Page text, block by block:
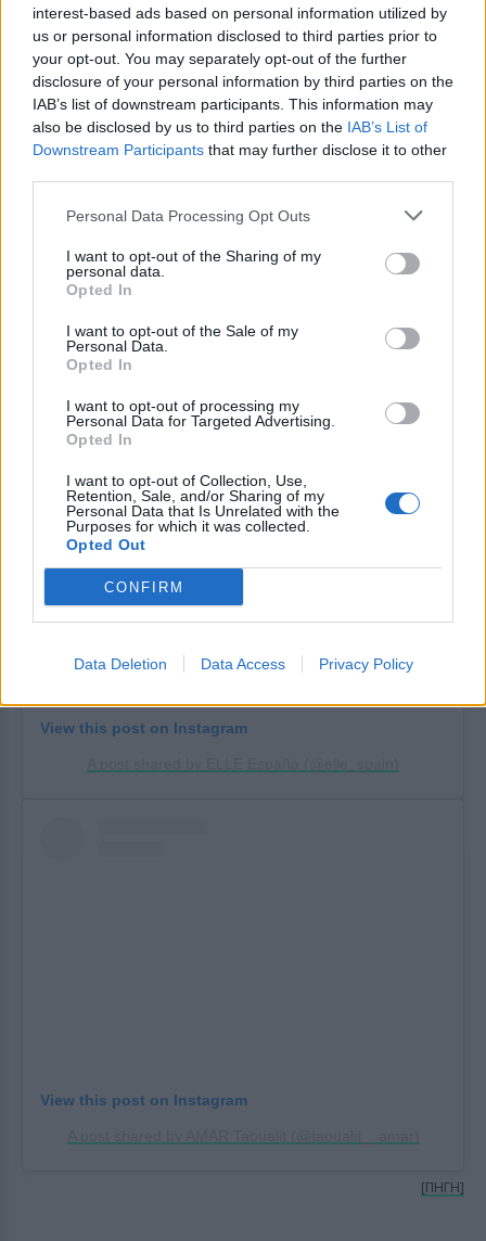
interest-based ads based on personal information utilized by
us or personal information disclosed to third parties prior to
your opt-out. You may separately opt-out of the further
disclosure of your personal information by third parties on the
IAB’s list of downstream participants. This information may
also be disclosed by us to third parties on the IAB’s List of
Downstream Participants that may further disclose it to other
Personal Data Processing Opt Outs
I want to opt-out of the Sharing of my
personal data.
Opted In
I want to opt-out of the Sale of my
Personal Data.
Opted In
I want to opt-out of processing my
Personal Data for Targeted Advertising.
Opted In
I want to opt-out of Collection, Use,
Retention, Sale, and/or Sharing of my
Personal Data that Is Unrelated with the
Purposes for which it was collected.
Opted Out
CONFIRM
Data Deletion Data Access Privacy Policy
προχώρησε σε μια τολμηρή αλλαγή εμφάνισης
επιλέγοντας ένα μαύρο μίνι φόρεμα-κορσέ
από δαντέλα, αποδεικνύοντας την ευκολία με
την οποία κινείται ανάμεσα στο διαχρονικό
glamour και τη σύγχρονη αισθητική.
επιβιβαστεί στο αυτοκίνητο κατά την
αποχώρησή της από το after party, να
σταματήσει για να δώσει αυτόγραφο και να
φωτογραφηθεί με θαυμαστές της, αποσπώντας
θετικά σχόλια για την άμεση και προσιτή
View this post on Instagram
View this post on Instagram
[ΠΗΓΗ]